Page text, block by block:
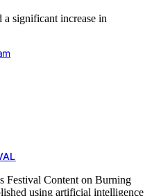
significant increase in
Festival Content on Burning
using artificial intelligence